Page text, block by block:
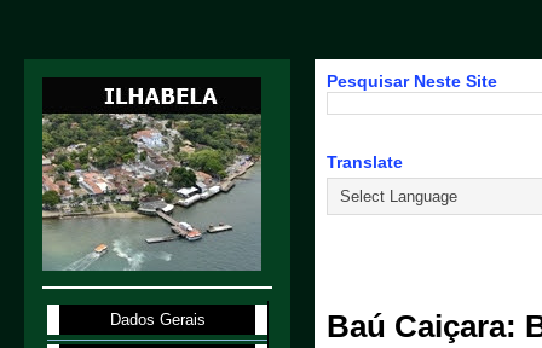
Pesquisar Neste Site
Translate
Baú Caiçara:
Dados Gerais